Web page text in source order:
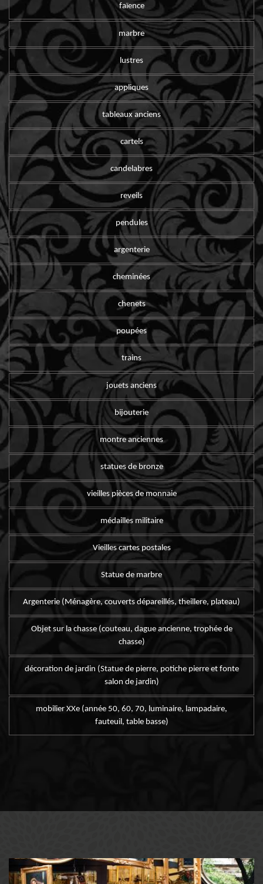
faïence
marbre
lustres
appliques
tableaux anciens
cartels
candelabres
reveils
pendules
argenterie
cheminées
chenets
poupées
trains
jouets anciens
bijouterie
montre anciennes
statues de bronze
vieilles pièces de monnaie
médailles militaire
Vieilles cartes postales
Statue de marbre
Argenterie (Ménagère, couverts dépareillés, theillere, plateau)
Objet sur la chasse (couteau, dague ancienne, trophée de
chasse)
décoration de jardin (Statue de pierre, potiche pierre et fonte
salon de jardin)
mobilier XXe (année 50, 60, 70, luminaire, lampadaire,
fauteuil, table basse)